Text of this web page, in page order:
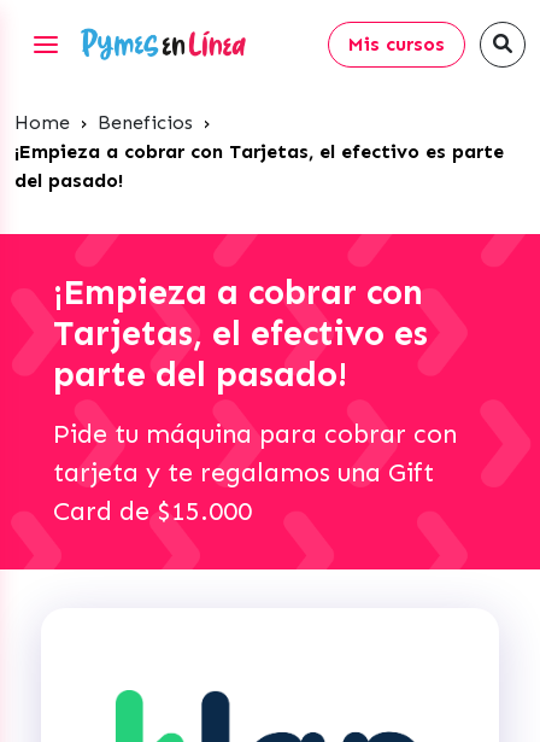
Mis cursos
Home › Beneficios ›
¡Empieza a cobrar con Tarjetas, el efectivo es parte
del pasado!
¡Empieza a cobrar con
Tarjetas, el efectivo es
parte del pasado!
Pide tu máquina para cobrar con
tarjeta y te regalamos una Gift
Card de $15.000